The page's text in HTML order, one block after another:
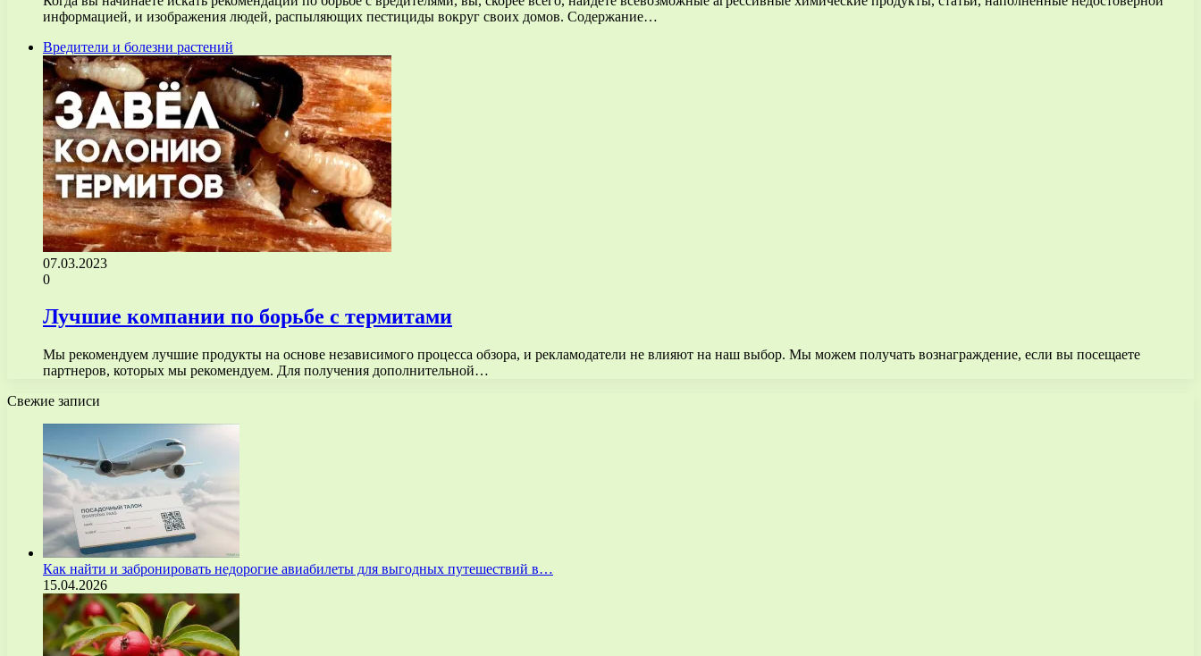
информацией, и изображения людей, распыляющих пестициды вокруг своих домов. Содержание…
Вредители и болезни растений
07.03.2023
0
Лучшие компании по борьбе с термитами
Мы рекомендуем лучшие продукты на основе независимого процесса обзора, и рекламодатели не влияют на наш выбор. Мы можем получать вознаграждение, если вы посещаете
партнеров, которых мы рекомендуем. Для получения дополнительной…
Свежие записи
Как найти и забронировать недорогие авиабилеты для выгодных путешествий в…
15.04.2026